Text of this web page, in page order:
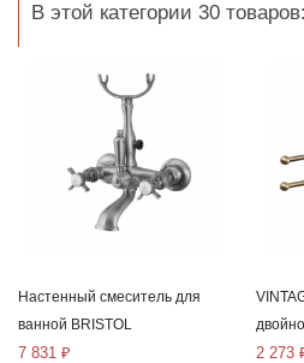
В этой категории 30 товаров:
Настенный смеситель для
ванной BRISTOL
7 831 ₽
2 273